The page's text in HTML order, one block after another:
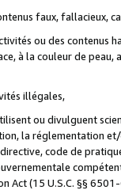
faux, fallacieux,
ou des contenus
à la couleur de
illégales,
ou divulguent
la réglementation
code de
Act (15 U.S.C. §§